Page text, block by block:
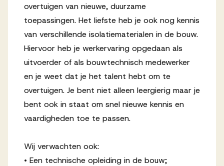
overtuigen van nieuwe, duurzame
toepassingen. Het liefste heb je ook nog kennis
van verschillende isolatiematerialen in de bouw.
Hiervoor heb je werkervaring opgedaan als
uitvoerder of als bouwtechnisch medewerker
en je weet dat je het talent hebt om te
overtuigen. Je bent niet alleen leergierig maar je
bent ook in staat om snel nieuwe kennis en
vaardigheden toe te passen.
Wij verwachten ook:
• Een technische opleiding in de bouw;